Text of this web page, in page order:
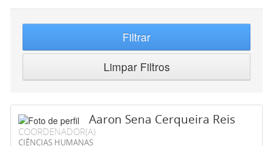
Filtrar
Limpar Filtros
Aaron Sena Cerqueira Reis
COORDENADOR(A)
CIÊNCIAS HUMANAS